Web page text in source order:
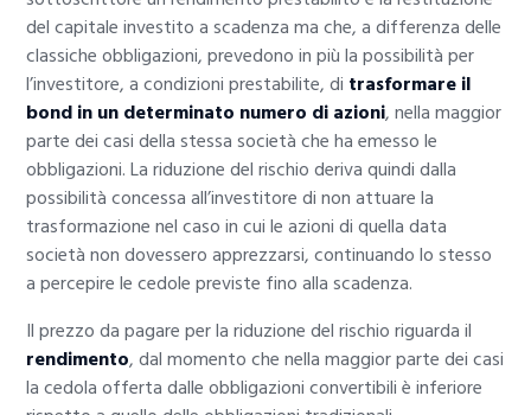
del capitale investito a scadenza ma che, a differenza delle
classiche obbligazioni, prevedono in più la possibilità per
l’investitore, a condizioni prestabilite, di trasformare il
bond in un determinato numero di azioni, nella maggior
parte dei casi della stessa società che ha emesso le
obbligazioni. La riduzione del rischio deriva quindi dalla
possibilità concessa all’investitore di non attuare la
trasformazione nel caso in cui le azioni di quella data
società non dovessero apprezzarsi, continuando lo stesso
a percepire le cedole previste fino alla scadenza.
Il prezzo da pagare per la riduzione del rischio riguarda il
rendimento, dal momento che nella maggior parte dei casi
la cedola offerta dalle obbligazioni convertibili è inferiore